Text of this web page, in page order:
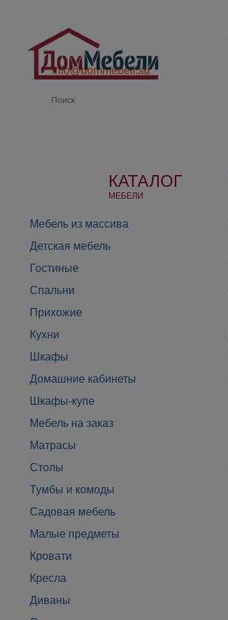
info@dommebeli.su
КАТАЛОГ
МЕБЕЛИ
Мебель из массива
Детская мебель
Гостиные
Спальни
Прихожие
Кухни
Шкафы
Домашние кабинеты
Шкафы-купе
Мебель на заказ
Матрасы
Столы
Тумбы и комоды
Садовая мебель
Малые предметы
Кровати
Кресла
Диваны